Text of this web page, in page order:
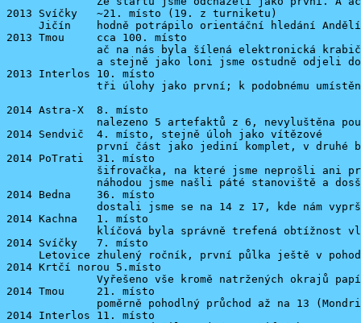
2013 Svíčky   ~21. místo (19. z turniketu)
Jičín    hodně potrápilo orientáční hledání
2013 Tmou     cca 100. místo
ač na nás byla šílená elektronická
a stejně jako loni jsme ostudně odjeli
2013 Interlos 10. místo
tři úlohy jako první; k podobnému
2014 Astra-X  8. místo
nalezeno 5 artefaktů z 6, nevyluštěna
2014 Sendvič  4. místo, stejně úloh jako vítězové
první část jako jediní komplet, v druhé
2014 PoTrati  31. místo
šifrovačka, na které jsme neprošli ani
náhodou jsme našli páté stanoviště a
2014 Bedna    36. místo
dostali jsme se na 14 z 17, kde nám
2014 Kachna   1. místo
klíčová byla správně trefená obtížnost
2014 Svíčky   7. místo
Letovice zhulený ročník, první půlka ještě v
2014 Krtčí norou 5.místo
Vyřešeno vše kromě natržených okrajů
2014 Tmou     21. místo
poměrně pohodlný průchod až na 13
2014 Interlos 11. místo